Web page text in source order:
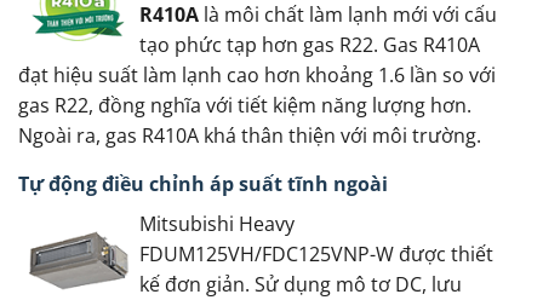
R410A là môi chất làm lạnh mới với cấu
tạo phức tạp hơn gas R22. Gas R410A
đạt hiệu suất làm lạnh cao hơn khoảng 1.6 lần so với
gas R22, đồng nghĩa với tiết kiệm năng lượng hơn.
Ngoài ra, gas R410A khá thân thiện với môi trường.
Tự động điều chỉnh áp suất tĩnh ngoài
Mitsubishi Heavy
FDUM125VH/FDC125VNP-W được thiết
kế đơn giản. Sử dụng mô tơ DC, lưu